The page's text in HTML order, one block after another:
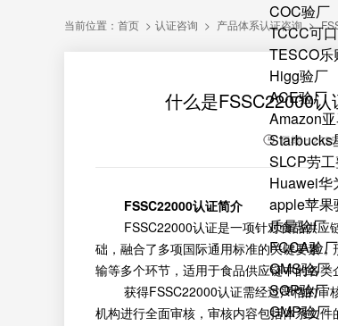
COC验厂
TCCC可
TESCO乐
Higg验厂
ACE验厂
Amazon
Starbucks
SLCP劳
Huawei华
apple苹果
质量验厂
FCCA验厂
QMS验厂
SQP验厂
GMP验厂
当前位置： 首页 > 认证咨询 > 产品体系认证咨询 >
什么是FSSC22000
日期：
FSSC22000认证简介
FSSC22000认证是一项针对食品供应链
础，融合了多项国际通用标准的关键要素
输等多个环节，适用于食品供应链中的各
获得FSSC22000认证需经过严格的审核
机构进行全面审核，审核内容包括体系文